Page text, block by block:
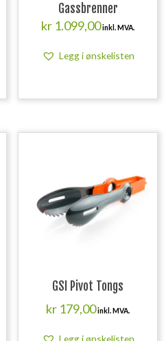
Gassbrenner
kr 1.099,00inkl. MVA.
Legg i ønskelisten
GSI Pivot Tongs
kr 179,00inkl. MVA.